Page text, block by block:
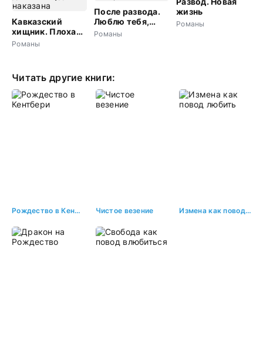
Кавказский
хищник. Плохая
девочка будет
Романы
После развода.
Люблю тебя,
жена
Романы
жизнь
Романы
Читать другие книги:
Рождество в Кентбери Чистое везение Измена как повод любить